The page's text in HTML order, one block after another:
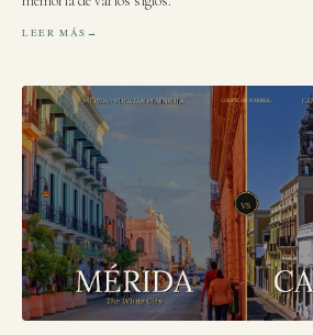
LEER MÁS